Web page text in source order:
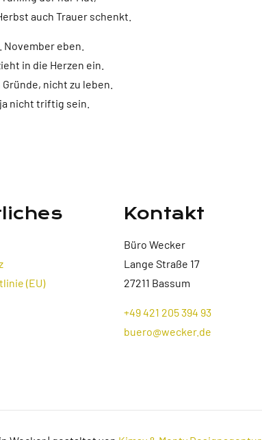
auch Trauer schenkt.
November eben.
in die Herzen ein.
nicht zu leben.
nicht triftig sein.
(EU)
Kontakt
Büro Wecker
Lange Straße 17
27211 Bassum
+49 421 205 394 93
buero@wecker.de